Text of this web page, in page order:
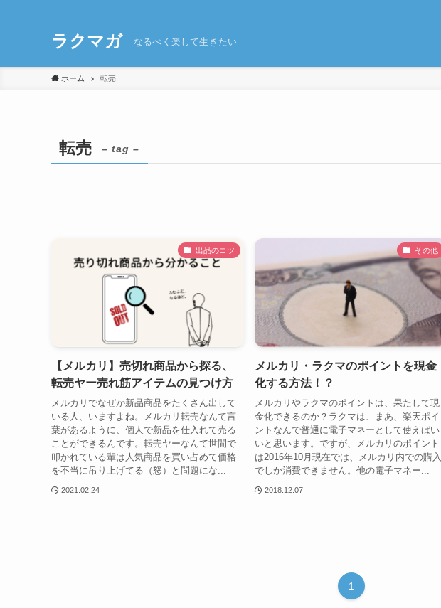
ラクマガ なるべく楽して生きたい
ホーム 転売
転売 – tag –
出品のコツ
【メルカリ】売切れ商品から探る、
転売ヤー売れ筋アイテムの見つけ方
メルカリでなぜか新品商品をたくさん出して
いる人、いますよね。メルカリ転売なんて言
葉があるように、個人で新品を仕入れて売る
ことができるんです。転売ヤーなんて世間で
叩かれている輩は人気商品を買い占めて価格
を不当に吊り上げてる（怒）と問題にな...
2021.02.24
その他
メルカリ・ラクマのポイントを現金
化する方法！？
メルカリやラクマのポイントは、果たして現
金化できるのか？ラクマは、まあ、楽天ポイ
ントなんで普通に電子マネーとして使えばい
いと思います。ですが、メルカリのポイント
は2016年10月現在では、メルカリ内での購入
でしか消費できません。他の電子マネー...
2018.12.07
1